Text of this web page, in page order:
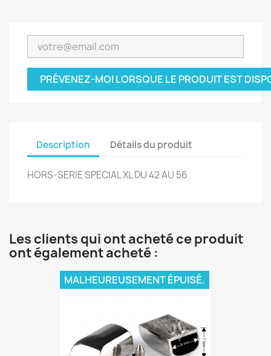
PRÉVENEZ-MOI LORSQUE LE PRODUIT EST
Description Détails du produit
HORS-SERIE SPECIAL XL DU 42 AU 56
Les clients qui ont acheté ce produit
ont également acheté :
MALHEUREUSEMENT ÉPUISÉ.